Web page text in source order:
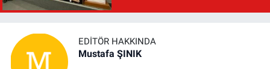
EDITÖR HAKKINDA
Mustafa ŞINIK